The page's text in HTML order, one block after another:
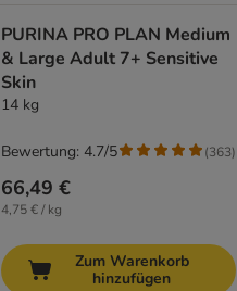
PURINA PRO PLAN Medium
& Large Adult 7+ Sensitive
Skin
14 kg
66,49 €
4,75 € / kg
Bewertung: 4.7/5 (363)
Zum Warenkorb
hinzufügen